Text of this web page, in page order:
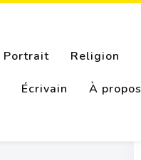
Portrait Religion
Écrivain À propos